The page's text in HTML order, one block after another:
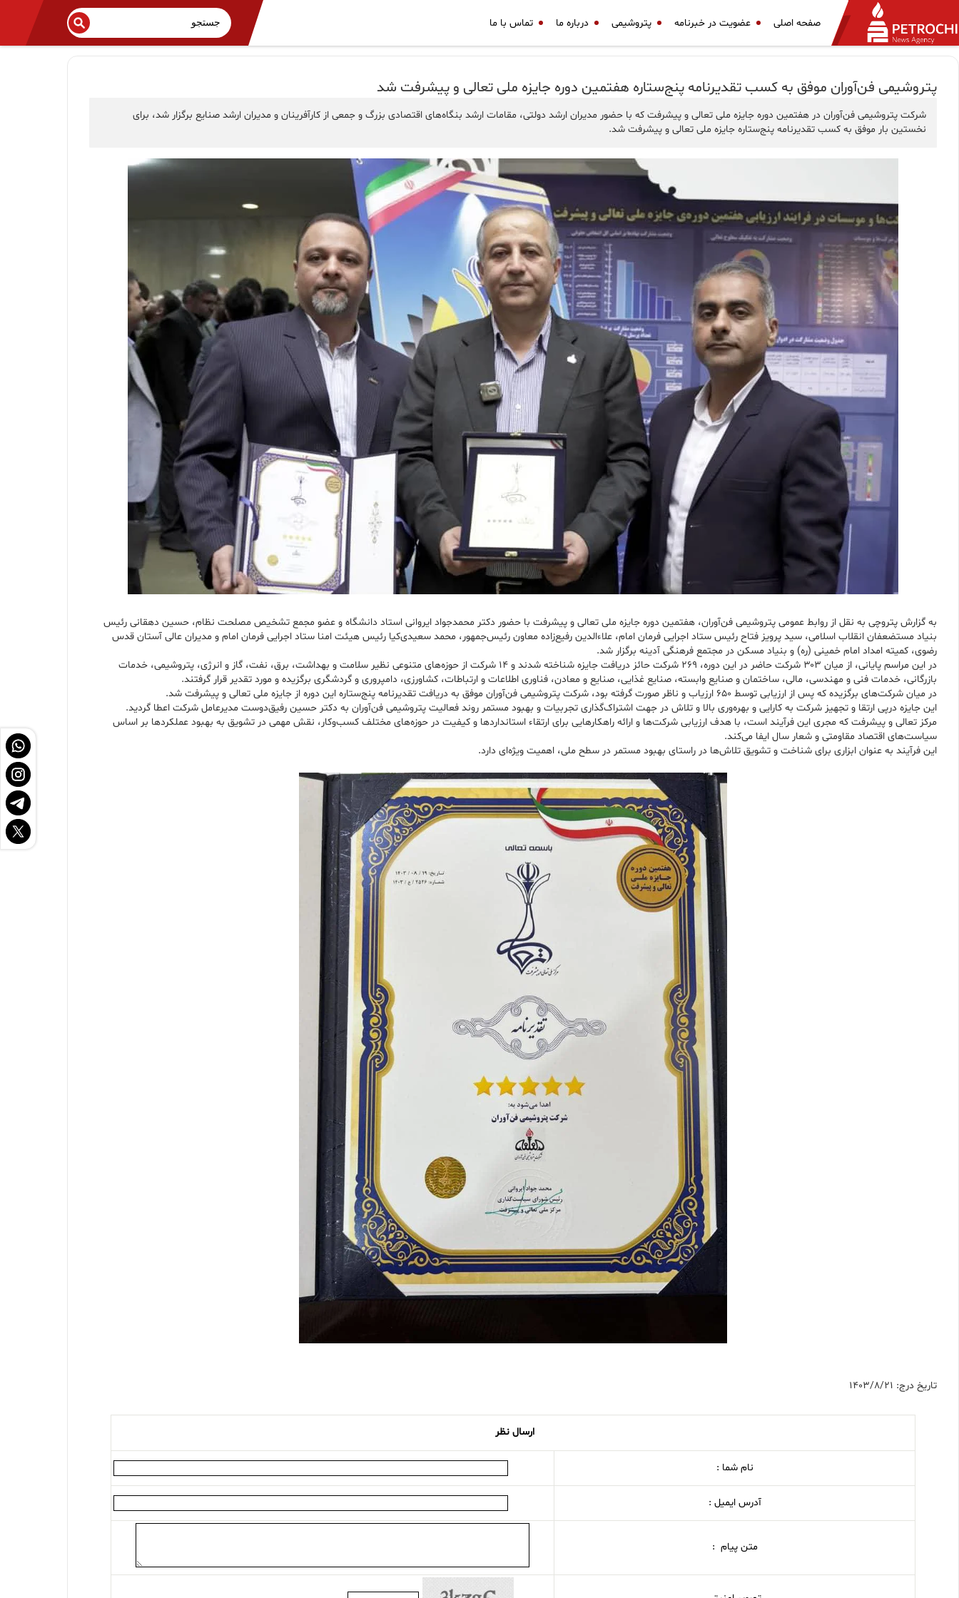
صفحه اصلی عضویت در خبرنامه پتروشیمی درباره ما تماس با ما
پتروشیمی فن‌آوران موفق به کسب تقدیرنامه پنج‌ستاره هفتمین دوره جایزه ملی تعالی و پیشرفت شد
شرکت پتروشیمی فن‌آوران در هفتمین دوره جایزه ملی تعالی و پیشرفت که با حضور مدیران ارشد دولتی، مقامات ارشد بنگاه‌های اقتصادی بزرگ و جمعی از کارآفرینان و مدیران ارشد صنایع برگزار شد، برای
نخستین بار موفق به کسب تقدیرنامه پنج‌ستاره جایزه ملی تعالی و پیشرفت شد.
به گزارش پتروچی به نقل از روابط عمومی پتروشیمی فن‌آوران، هفتمین دوره جایزه ملی تعالی و پیشرفت با حضور دکتر محمدجواد ایروانی استاد دانشگاه و عضو مجمع تشخیص مصلحت نظام، حسین دهقانی رئیس
بنیاد مستضعفان انقلاب اسلامی، سید پرویز فتاح رئیس ستاد اجرایی فرمان امام، علاءالدین رفیع‌زاده معاون رئیس‌جمهور، محمد سعیدی‌کیا رئیس هیئت امنا ستاد اجرایی فرمان امام و مدیران عالی آستان قدس
رضوی، کمیته امداد امام خمینی (ره) و بنیاد مسکن در مجتمع فرهنگی آدینه برگزار شد.
در این مراسم پایانی، از میان ۳۰۳ شرکت حاضر در این دوره، ۲۶۹ شرکت حائز دریافت جایزه شناخته شدند و ۱۴ شرکت از حوزه‌های متنوعی نظیر سلامت و بهداشت، برق، نفت، گاز و انرژی، پتروشیمی، خدمات
بازرگانی، خدمات فنی و مهندسی، مالی، ساختمان و صنایع وابسته، صنایع غذایی، صنایع و معادن، فناوری اطلاعات و ارتباطات، کشاورزی، دامپروری و گردشگری برگزیده و مورد تقدیر قرار گرفتند.
در میان شرکت‌های برگزیده که پس از ارزیابی توسط ۶۵۰ ارزیاب و ناظر صورت گرفته بود، شرکت پتروشیمی فن‌آوران موفق به دریافت تقدیرنامه پنج‌ستاره این دوره از جایزه ملی تعالی و پیشرفت شد.
این جایزه درپی ارتقا و تجهیز شرکت به کارایی و بهره‌وری بالا و تلاش در جهت اشتراک‌گذاری تجربیات و بهبود مستمر روند فعالیت پتروشیمی فن‌آوران به دکتر حسین رفیق‌دوست مدیرعامل شرکت اعطا گردید.
مرکز تعالی و پیشرفت که مجری این فرآیند است، با هدف ارزیابی شرکت‌ها و ارائه راهکارهایی برای ارتقاء استانداردها و کیفیت در حوزه‌های مختلف کسب‌وکار، نقش مهمی در تشویق به بهبود عملکردها بر اساس
سیاست‌های اقتصاد مقاومتی و شعار سال ایفا می‌کند.
این فرآیند به عنوان ابزاری برای شناخت و تشویق تلاش‌ها در راستای بهبود مستمر در سطح ملی، اهمیت ویژه‌ای دارد.
تاریخ درج: 1403/8/21
ارسال نظر
نام شما :
آدرس ایمیل :
متن پیام :